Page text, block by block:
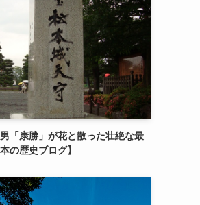
「康勝」が花と散った壮絶な最
の歴史ブログ】